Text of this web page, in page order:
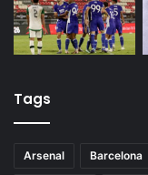
Tags
Arsenal Barcelona